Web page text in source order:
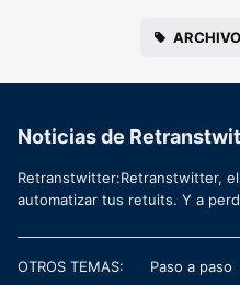
Noticias de
Retranstwitter:Retranstwitter,
automatizar tus retuits. Y a
OTROS TEMAS: Paso a paso